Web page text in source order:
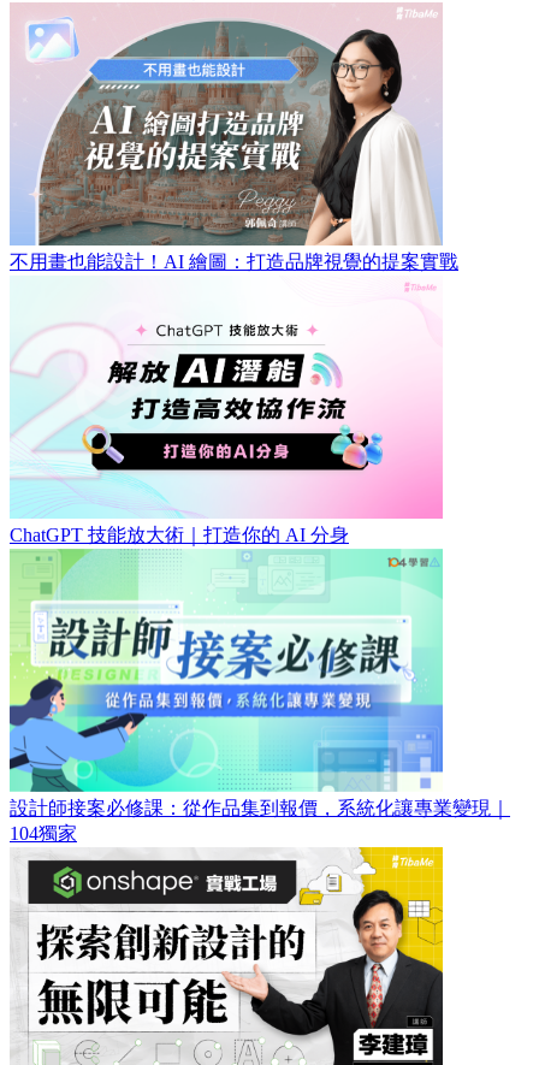
不用畫也能設計！AI 繪圖：打造品牌視覺的提案實戰
ChatGPT 技能放大術｜打造你的 AI 分身
設計師接案必修課：從作品集到報價，系統化讓專業變現｜
104獨家